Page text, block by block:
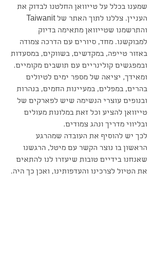
שמענו בכלל על טייוואן החלטנו לבדוק את
והתרשמנו שטייוואן מתאימה בדיוק
למבוקשנו. מחד, סיורים עם הדרכה צמודה
באזור טייפה, במקדשים, בשווקים, במסעדות
ובמפגשים קולינריים עם תושבים מקומיים.
ומאידך, יציאה של מספר ימים לטיולים
בהרים, במפלים, במעיינות החמים, בנהרות
ובנופים עוצרי הנשימה שיש לפארקים של
טייוואן להציע וכל זאת במלונות מעולים
ובליווי מדריך ונהג צמודים.
לכך יש להוסיף את העובדה שמהרגע
הראשון בו נוצר הקשר עם מיטל, הרגשנו
שאנחנו בידיים טובות שיעזרו לנו להתאים
את הטיול לצרכינו והעדפותינו, ואכן כך היה.